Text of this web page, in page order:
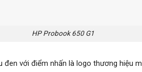
HP Probook 650 G1
đen với điểm nhấn là logo thương hiệu